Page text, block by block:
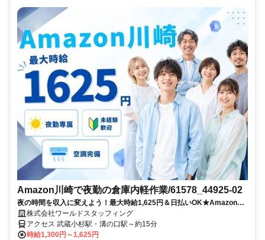
Amazon川崎で夜勤の倉庫内軽作業/61578_44925-02
夜の時間を収入に変えよう！最大時給1,625円＆日払いOK★Amazon川
崎のシンプル作業！
株式会社ワールドスタッフィング
アクセス 武蔵小杉駅・溝の口駅～約15分
時給1,300円～1,625円